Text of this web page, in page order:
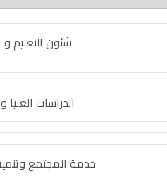
شئون التعليم
الدراسات
خدمة المجتمع